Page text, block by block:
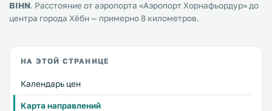
BIHN. Расстояние от аэропорта «Аэропорт Хорнафьордур» до
центра города Хёбн — примерно 8 километров.
НА ЭТОЙ СТРАНИЦЕ
Календарь цен
Карта направлений